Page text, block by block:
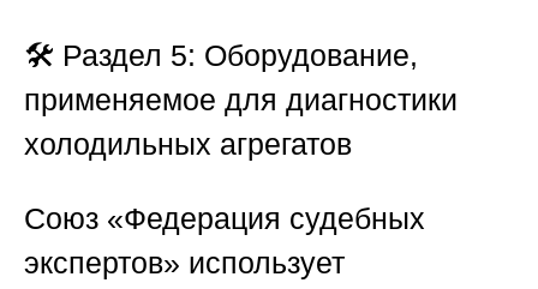
🛠️ Раздел 5: Оборудование,
применяемое для диагностики
холодильных агрегатов
Союз «Федерация судебных
экспертов» использует